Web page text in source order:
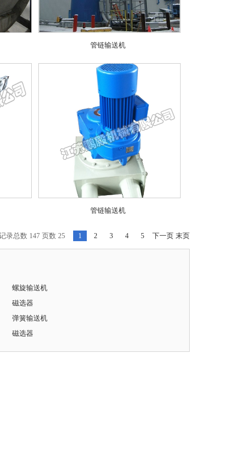
管链输送机
管链输送机
录总数 147 页数 25 1 2 3 4 5 下一页 末页
螺旋输送机
磁选器
弹簧输送机
磁选器